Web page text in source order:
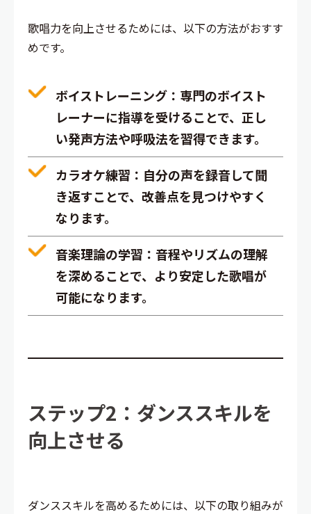
歌唱力を向上させるためには、以下の方法がおすす
めです。
ボイストレーニング ：専門のボイスト
レーナーに指導を受けることで、正し
い発声方法や呼吸法を習得できます。
カラオケ練習 ：自分の声を録音して聞
き返すことで、改善点を見つけやすく
なります。
音楽理論の学習 ：音程やリズムの理解
を深めることで、より安定した歌唱が
可能になります。
ステップ2：ダンススキルを
向上させる
ダンススキルを高めるためには、以下の取り組みが